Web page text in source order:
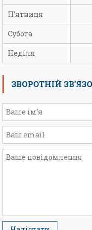
П’ятниця
Субота
Неділя
ЗВОРОТНІЙ